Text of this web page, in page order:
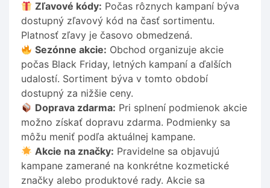
Zľavové kódy: Počas rôznych kampaní býva
dostupný zľavový kód na časť sortimentu.
Platnosť zľavy je časovo obmedzená.
Sezónne akcie: Obchod organizuje akcie
počas Black Friday, letných kampaní a ďalších
udalostí. Sortiment býva v tomto období
dostupný za nižšie ceny.
Doprava zdarma: Pri splnení podmienok akcie
možno získať dopravu zdarma. Podmienky sa
môžu meniť podľa aktuálnej kampane.
Akcie na značky: Pravidelne sa objavujú
kampane zamerané na konkrétne kozmetické
značky alebo produktové rady. Akcie sa